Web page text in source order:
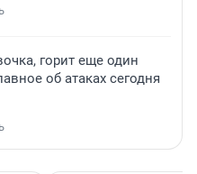
горит еще один
об атаках сегодня